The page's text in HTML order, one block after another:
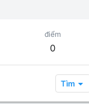
điểm
0
Tìm